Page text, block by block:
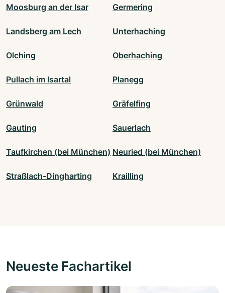
Moosburg an der Isar Germering
Landsberg am Lech Unterhaching
Olching Oberhaching
Pullach im Isartal Planegg
Grünwald Gräfelfing
Gauting Sauerlach
Taufkirchen (bei München) Neuried (bei München)
Straßlach-Dingharting Krailling
Neueste Fachartikel